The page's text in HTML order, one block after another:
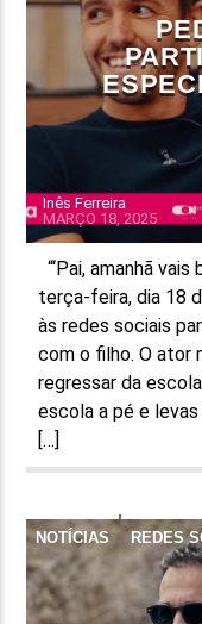
Inês Ferreira
MARÇO 18, 2025
“‘Pai, amanhã
terça-feira, dia 18
às redes sociais
com o filho. O ator
regressar da
escola a pé e levas
[…]
NOTÍCIAS REDES